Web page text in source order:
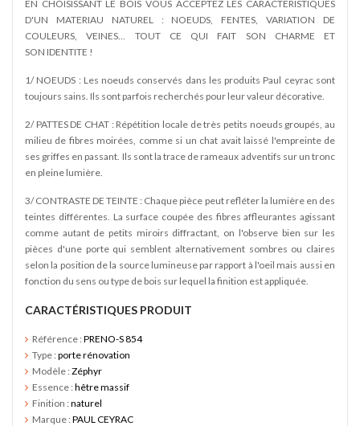
EN CHOISISSANT LE BOIS VOUS ACCEPTEZ LES CARACTERISTIQUES
D'UN MATERIAU NATUREL : NOEUDS, FENTES, VARIATION DE
COULEURS, VEINES... TOUT CE QUI FAIT SON CHARME ET
SON IDENTITE !
1/ NOEUDS : Les noeuds conservés dans les produits Paul ceyrac sont
toujours sains. Ils sont parfois recherchés pour leur valeur décorative.
2/ PATTES DE CHAT : Répétition locale de très petits noeuds groupés, au
milieu de fibres moirées, comme si un chat avait laissé l'empreinte de
ses griffes en passant. Ils sont la trace de rameaux adventifs sur un tronc
en pleine lumière.
3/ CONTRASTE DE TEINTE : Chaque pièce peut refléter la lumière en des
teintes différentes. La surface coupée des fibres affleurantes agissant
comme autant de petits miroirs diffractant, on l'observe bien sur les
pièces d'une porte qui semblent alternativement sombres ou claires
selon la position de la source lumineuse par rapport à l'oeil mais aussi en
fonction du sens ou type de bois sur lequel la finition est appliquée.
CARACTÉRISTIQUES PRODUIT
Référence : PRENO-S 854
Type : porte rénovation
Modèle : Zéphyr
Essence : hêtre massif
Finition : naturel
Marque : PAUL CEYRAC